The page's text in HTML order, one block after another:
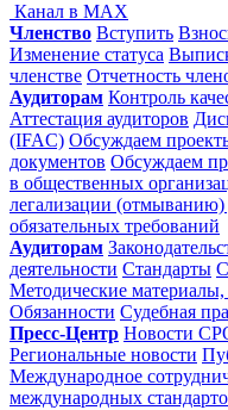
Канал в MAX
Членство Вступить
Изменение статуса
членстве Отчетность
Аудиторам Контроль
Аттестация аудиторов
(IFAC) Обсуждаем
документов Обсуждаем
в общественных
легализации (отмыванию)
обязательных требований
Аудиторам
деятельности Стандарты
Методические
Обязанности Судебная
Пресс-Центр Новости
Региональные новости
Международное
международных